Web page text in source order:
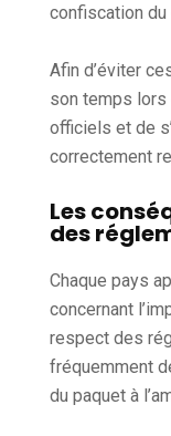
confiscation
Afin d’éviter
son temps lors
officiels et de
correctement
Les
des
Chaque pays
concernant
respect des
fréquemment
du paquet à